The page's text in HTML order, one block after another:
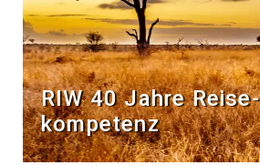
RIW 40 Jahre Reise­
kompetenz